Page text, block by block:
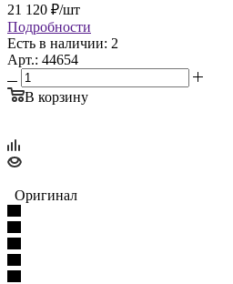
21 120 ₽/шт
Подробности
Есть в наличии: 2
Арт.: 44654
В корзину
Оригинал